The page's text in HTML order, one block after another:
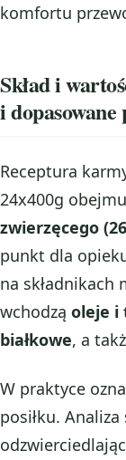
komfortu
Skład i
i
Receptura
24x400g
zwierzęcego
punkt dla
na składnikach
wchodzą oleje i
białkowe, a
W praktyce
posiłku.